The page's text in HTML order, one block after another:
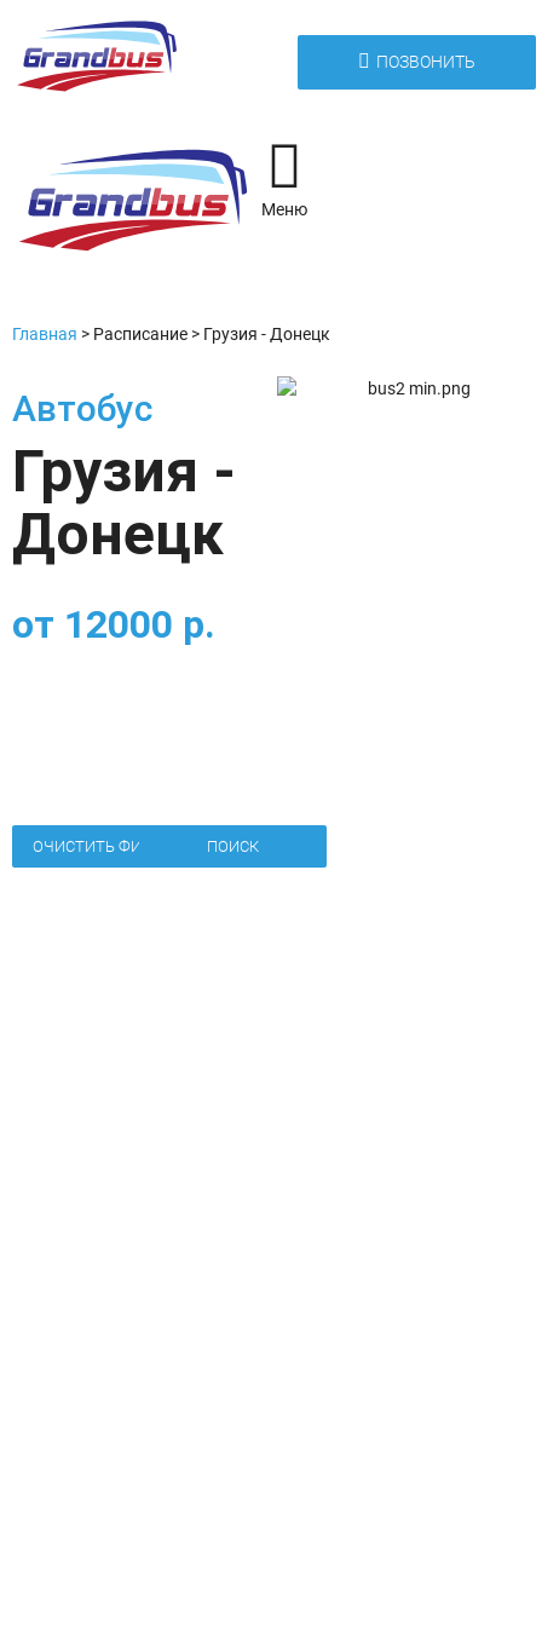
ПОЗВОНИТЬ
Меню
Главная > Расписание > Грузия - Донецк
Автобус
Грузия -
Донецк
от 12000 р.
ОЧИСТИТЬ ФИЛЬТР ПОИСК